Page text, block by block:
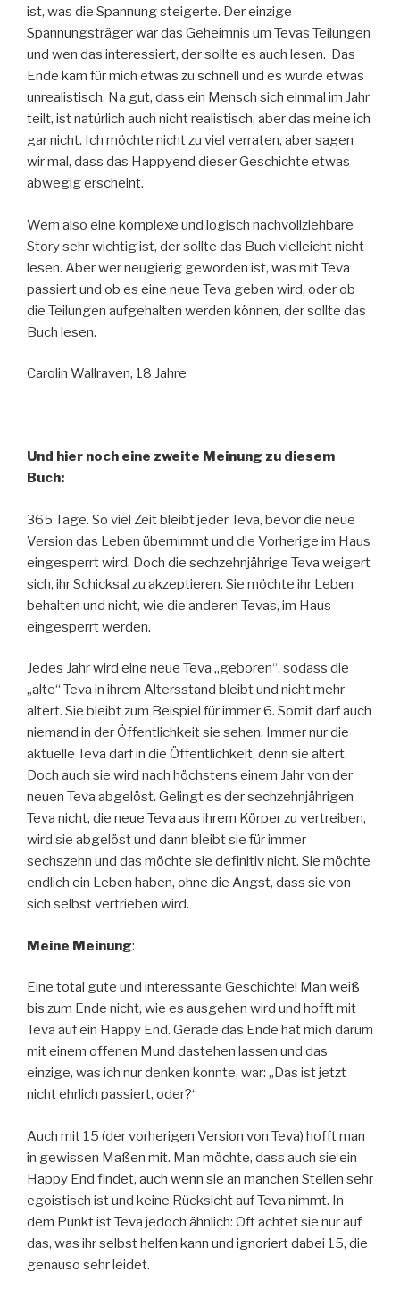
ist, was die Spannung steigerte. Der einzige
Spannungsträger war das Geheimnis um Tevas Teilungen
und wen das interessiert, der sollte es auch lesen. Das
Ende kam für mich etwas zu schnell und es wurde etwas
unrealistisch. Na gut, dass ein Mensch sich einmal im Jahr
teilt, ist natürlich auch nicht realistisch, aber das meine ich
gar nicht. Ich möchte nicht zu viel verraten, aber sagen
wir mal, dass das Happyend dieser Geschichte etwas
abwegig erscheint.
Wem also eine komplexe und logisch nachvollziehbare
Story sehr wichtig ist, der sollte das Buch vielleicht nicht
lesen. Aber wer neugierig geworden ist, was mit Teva
passiert und ob es eine neue Teva geben wird, oder ob
die Teilungen aufgehalten werden können, der sollte das
Buch lesen.
Carolin Wallraven, 18 Jahre
Und hier noch eine zweite Meinung zu diesem
Buch:
365 Tage. So viel Zeit bleibt jeder Teva, bevor die neue
Version das Leben übernimmt und die Vorherige im Haus
eingesperrt wird. Doch die sechzehnjährige Teva weigert
sich, ihr Schicksal zu akzeptieren. Sie möchte ihr Leben
behalten und nicht, wie die anderen Tevas, im Haus
eingesperrt werden.
Jedes Jahr wird eine neue Teva „geboren“, sodass die
„alte“ Teva in ihrem Altersstand bleibt und nicht mehr
altert. Sie bleibt zum Beispiel für immer 6. Somit darf auch
niemand in der Öffentlichkeit sie sehen. Immer nur die
aktuelle Teva darf in die Öffentlichkeit, denn sie altert.
Doch auch sie wird nach höchstens einem Jahr von der
neuen Teva abgelöst. Gelingt es der sechzehnjährigen
Teva nicht, die neue Teva aus ihrem Körper zu vertreiben,
wird sie abgelöst und dann bleibt sie für immer
sechszehn und das möchte sie definitiv nicht. Sie möchte
endlich ein Leben haben, ohne die Angst, dass sie von
sich selbst vertrieben wird.
Meine Meinung:
Eine total gute und interessante Geschichte! Man weiß
bis zum Ende nicht, wie es ausgehen wird und hofft mit
Teva auf ein Happy End. Gerade das Ende hat mich darum
mit einem offenen Mund dastehen lassen und das
einzige, was ich nur denken konnte, war: „Das ist jetzt
nicht ehrlich passiert, oder?“
Auch mit 15 (der vorherigen Version von Teva) hofft man
in gewissen Maßen mit. Man möchte, dass auch sie ein
Happy End findet, auch wenn sie an manchen Stellen sehr
egoistisch ist und keine Rücksicht auf Teva nimmt. In
dem Punkt ist Teva jedoch ähnlich: Oft achtet sie nur auf
das, was ihr selbst helfen kann und ignoriert dabei 15, die
genauso sehr leidet.